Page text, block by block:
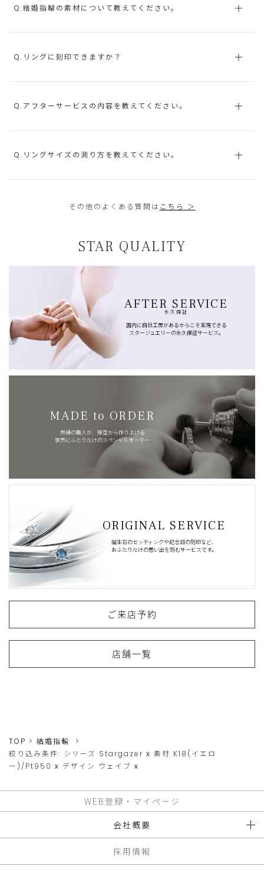
Q.結婚指輪の素材について教えてください。
Q.リングに刻印できますか？
Q.アフターサービスの内容を教えてください。
Q.リングサイズの測り方を教えてください。
その他のよくある質問は こちら ＞
STAR QUALITY
AFTER SERVICE
永久保証
国内に自社工房があるからこそ実現できる
スタージュエリーの永久保証サービス。
MADE to ORDER
熟練の職人が、原型から作り上げる
世界にふたりだけのスペシャルオーダー
ORIGINAL SERVICE
誕生石のセッティングや記念日の刻印など、
おふたりだけの思い出を刻むサービスです。
ご来店予約
店舗一覧
TOP
結婚指輪
絞り込み条件: シリーズ Stargazer x 素材 K18(イエロ
ー)/Pt950 x デザイン ウェイブ x
WEB登録・マイページ
会社概要
採用情報